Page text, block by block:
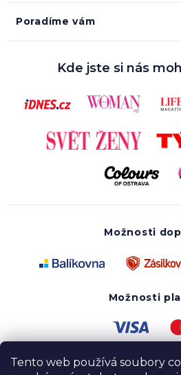
Tento web používá soubory
Poradíme vám
Kde jste si nás
Možnosti
Možnosti